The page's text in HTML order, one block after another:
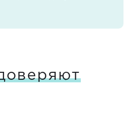
И самое важное -